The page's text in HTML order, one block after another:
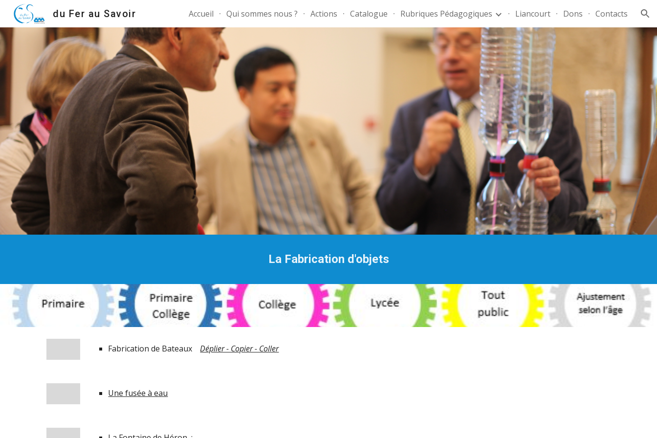
Skip to main content Skip to navigation
du Fer au Savoir Accueil Qui sommes nous ? Actions Catalogue Rubriques Pédagogiques Liancourt Dons Contacts
La Fabrication d'objets
Fabrication de Bateaux Déplier - Copier - Coller
Une fusée à eau